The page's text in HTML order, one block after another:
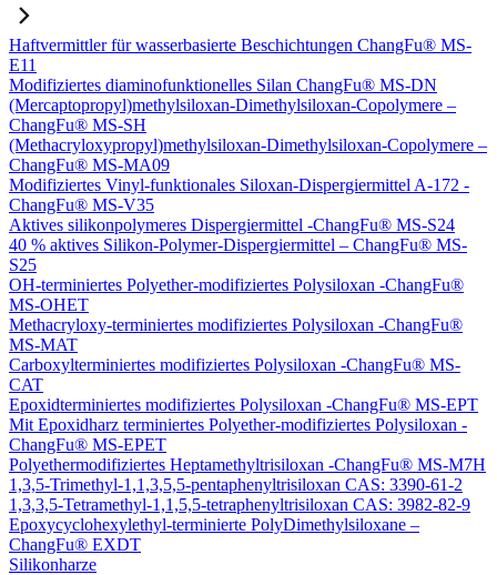
Haftvermittler für wasserbasierte Beschichtungen ChangFu® MS-
E11
Modifiziertes diaminofunktionelles Silan ChangFu® MS-DN
(Mercaptopropyl)methylsiloxan-Dimethylsiloxan-Copolymere –
ChangFu® MS-SH
(Methacryloxypropyl)methylsiloxan-Dimethylsiloxan-Copolymere –
ChangFu® MS-MA09
Modifiziertes Vinyl-funktionales Siloxan-Dispergiermittel A-172 -
ChangFu® MS-V35
Aktives silikonpolymeres Dispergiermittel -ChangFu® MS-S24
40 % aktives Silikon-Polymer-Dispergiermittel – ChangFu® MS-
S25
OH-terminiertes Polyether-modifiziertes Polysiloxan -ChangFu®
MS-OHET
Methacryloxy-terminiertes modifiziertes Polysiloxan -ChangFu®
MS-MAT
Carboxylterminiertes modifiziertes Polysiloxan -ChangFu® MS-
CAT
Epoxidterminiertes modifiziertes Polysiloxan -ChangFu® MS-EPT
Mit Epoxidharz terminiertes Polyether-modifiziertes Polysiloxan -
ChangFu® MS-EPET
Polyethermodifiziertes Heptamethyltrisiloxan -ChangFu® MS-M7H
1,3,5-Trimethyl-1,1,3,5,5-pentaphenyltrisiloxan CAS: 3390-61-2
1,3,3,5-Tetramethyl-1,1,5,5-tetraphenyltrisiloxan CAS: 3982-82-9
Epoxycyclohexylethyl-terminierte PolyDimethylsiloxane –
ChangFu® EXDT
Silikonharze